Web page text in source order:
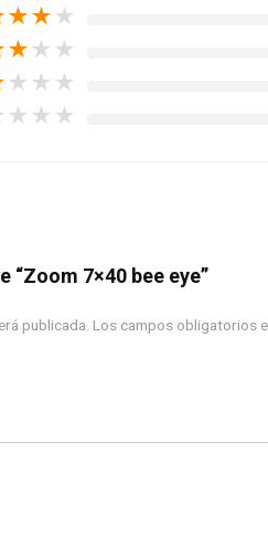
★★ ★
★ ★ ★
★ ★ ★
★ ★ ★
“Zoom 7×40 bee eye”
publicada. Los campos obligatorios